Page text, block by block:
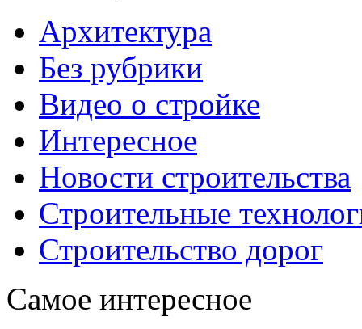
Архитектура
Без рубрики
Видео о стройке
Интересное
Новости строительства
Строительные
Строительство дорог
Самое интересное